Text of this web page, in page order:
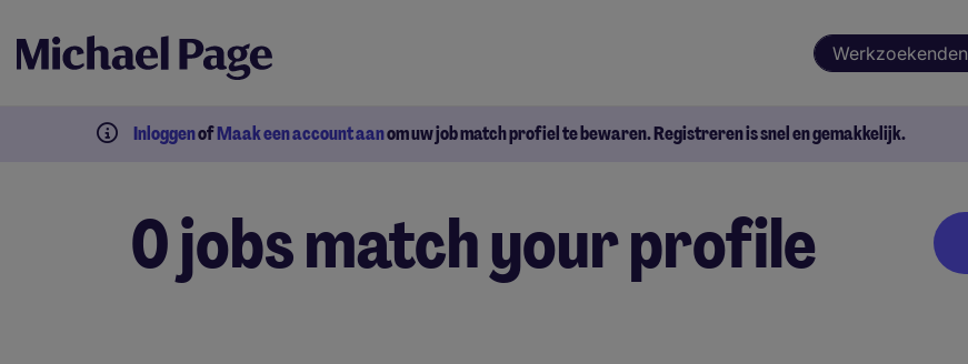
Werkzoekenden
InloggenofMaak een account aanom uw job match profiel te bewaren. Registreren is snel en gemakkelijk.
0 jobs match your profile